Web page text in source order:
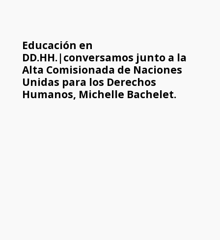
Educación en
DD.HH.|conversamos junto a la
Alta Comisionada de Naciones
Unidas para los Derechos
Humanos, Michelle Bachelet.